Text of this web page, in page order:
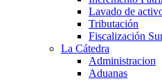
Lavado de
Tributación
Fiscalización
La Cátedra
Administracion
Aduanas